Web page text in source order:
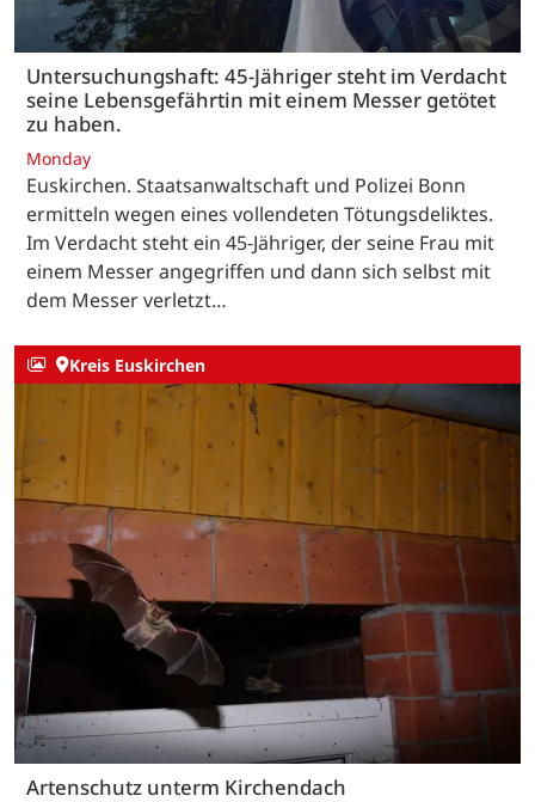
Untersuchungshaft: 45-Jähriger steht im Verdacht
seine Lebensgefährtin mit einem Messer getötet
zu haben.
Monday
Euskirchen. Staatsanwaltschaft und Polizei Bonn
ermitteln wegen eines vollendeten Tötungsdeliktes.
Im Verdacht steht ein 45-Jähriger, der seine Frau mit
einem Messer angegriffen und dann sich selbst mit
dem Messer verletzt…
Kreis Euskirchen
Artenschutz unterm Kirchendach